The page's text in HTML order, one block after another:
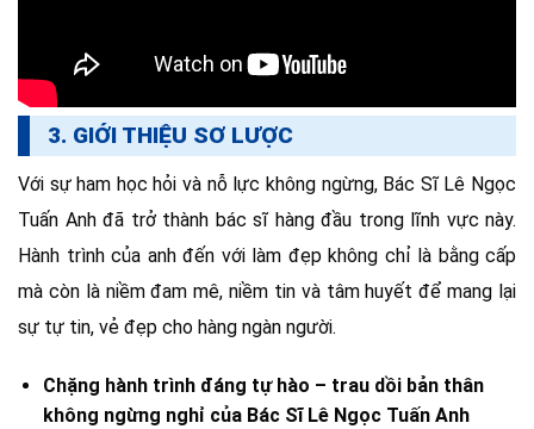
3. GIỚI THIỆU SƠ LƯỢC
Với sự ham học hỏi và nỗ lực không ngừng, Bác Sĩ Lê Ngọc
Tuấn Anh đã trở thành bác sĩ hàng đầu trong lĩnh vực này.
Hành trình của anh đến với làm đẹp không chỉ là bằng cấp
mà còn là niềm đam mê, niềm tin và tâm huyết để mang lại
sự tự tin, vẻ đẹp cho hàng ngàn người.
Chặng hành trình đáng tự hào – trau dồi bản thân
không ngừng nghỉ của Bác Sĩ Lê Ngọc Tuấn Anh